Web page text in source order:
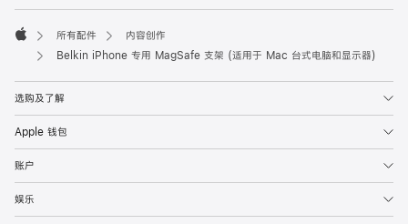
页
脚
Apple
所有配件
内容创作
Belkin iPhone 专用 MagSafe 支架 (适用于 Mac 台式电脑和显示器)
选购及了解
Apple 钱包
账户
娱乐